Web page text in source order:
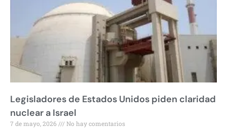
Legisladores de Estados Unidos piden claridad
nuclear a Israel
7 de mayo, 2026 No hay comentarios